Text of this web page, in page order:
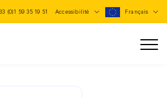
(0)1 59 35 19 51 Accessibilité Français